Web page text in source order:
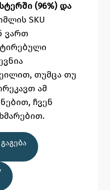
(96%) და
SKU
ვართ
თუმცა თუ
ამ
ჩვენ